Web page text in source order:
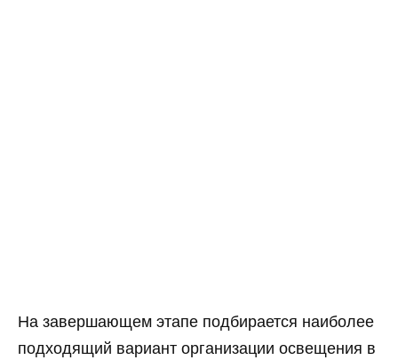
На завершающем этапе подбирается наиболее
подходящий вариант организации освещения в